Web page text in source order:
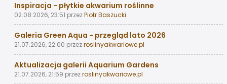
Inspiracja - płytkie akwarium roślinne
02.08.2026, 23:51 przezPiotr Baszucki
Galeria Green Aqua - przegląd lato 2026
21.07.2026, 22:00 przezroslinyakwariowe.pl
Aktualizacja galerii Aquarium Gardens
21.07.2026, 21:59 przezroslinyakwariowe.pl